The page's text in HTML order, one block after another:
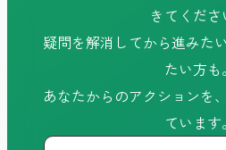
きてくださ
疑問を解消してから進みた
たい方も。
あなたからのアクションを
ています。